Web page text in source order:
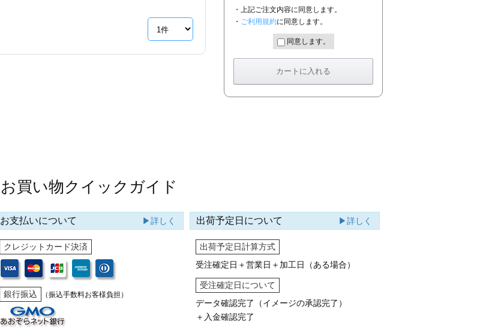
・上記ご注文内容に同意します。
・ ご利用規約に同意します。
同意します。
お買い物クイックガイド
お支払いについて ▶詳しく
クレジットカード決済
銀行振込 （振込手数料お客様負担）
出荷予定日について ▶詳しく
出荷予定日計算方式
受注確定日＋営業日＋加工日（ある場合）
受注確定日について
データ確認完了（イメージの承認完了）
＋入金確認完了